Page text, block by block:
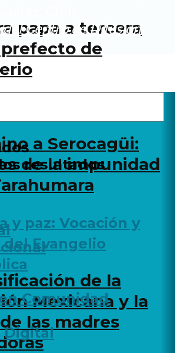
papa a tercera
de
a Serocagüi:
de la impunidad
de la
Mexicana y la
las madres
del Centro de Difusión
resultados
Comunidad
Digital